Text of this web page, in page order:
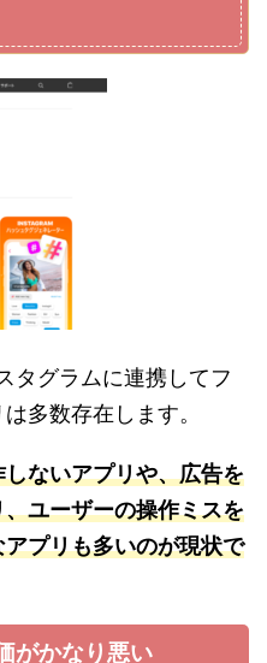
タグラムに連携してフ
多数存在します。
ないアプリや、広告を
ユーザーの操作ミスを
プリも多いのが現状で
がかなり悪い